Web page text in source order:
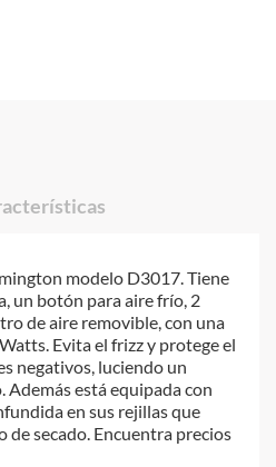
modelo D3017. Tiene
un botón para aire frío, 2
de aire removible, con una
Evita el frizz y protege el
negativos, luciendo un
Además está equipada con
en sus rejillas que
de secado. Encuentra precios